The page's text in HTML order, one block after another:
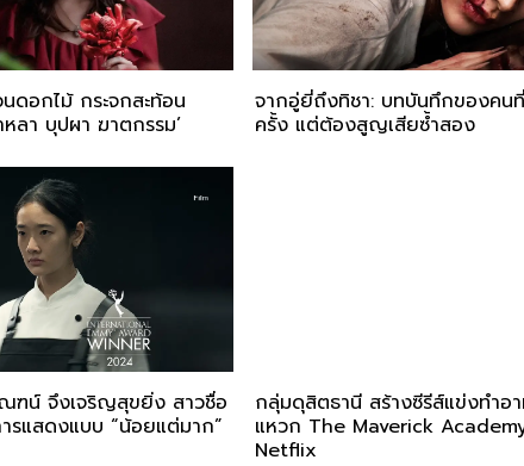
ดอกไม้ กระจกสะท้อน
หลา บุปผา ฆาตกรรม’
จากอู่ยี่ถึงทิชา: บทบันทึกของคน
ครั้ง แต่ต้องสูญเสียซ้ำสอง
ฑน์ จึงเจริญสุขยิ่ง สาวชื่อ
รแสดงแบบ “น้อยแต่มาก”
กลุ่มดุสิตธานี สร้างซีรีส์แข่งทำอ
แหวก The Maverick
Netflix